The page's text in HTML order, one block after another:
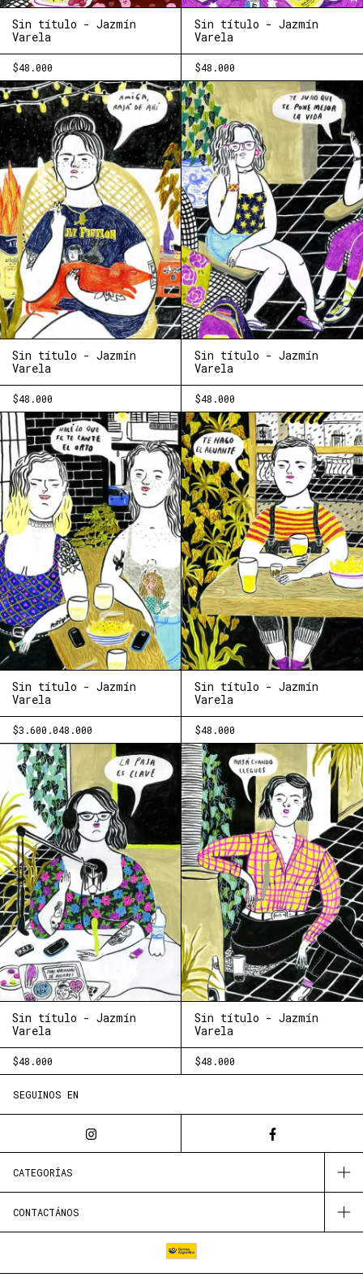
Sin título - Jazmín
Varela
$48.000
Sin título - Jazmín
Varela
$48.000
Sin título - Jazmín
Varela
$48.000
Sin título - Jazmín
Varela
$48.000
Sin título - Jazmín
Varela
$3.600.048.000
Sin título - Jazmín
Varela
$48.000
Sin título - Jazmín
Varela
$48.000
Sin título - Jazmín
Varela
$48.000
SEGUINOS EN
CATEGORÍAS
CONTACTÁNOS